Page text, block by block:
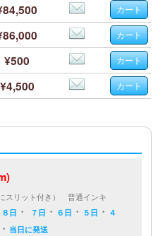
¥500
¥4,500
スリット付き） 普通インキ
８日 ・ ７日 ・ ６日 ・ ５日 ・ ４
・ 当日に発送